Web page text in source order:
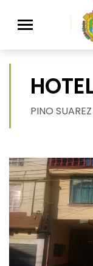
PINO